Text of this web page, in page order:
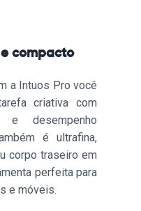
compacto
a Intuos Pro você
criativa com
e desempenho
é ultrafina,
corpo traseiro em
perfeita para
e móveis.